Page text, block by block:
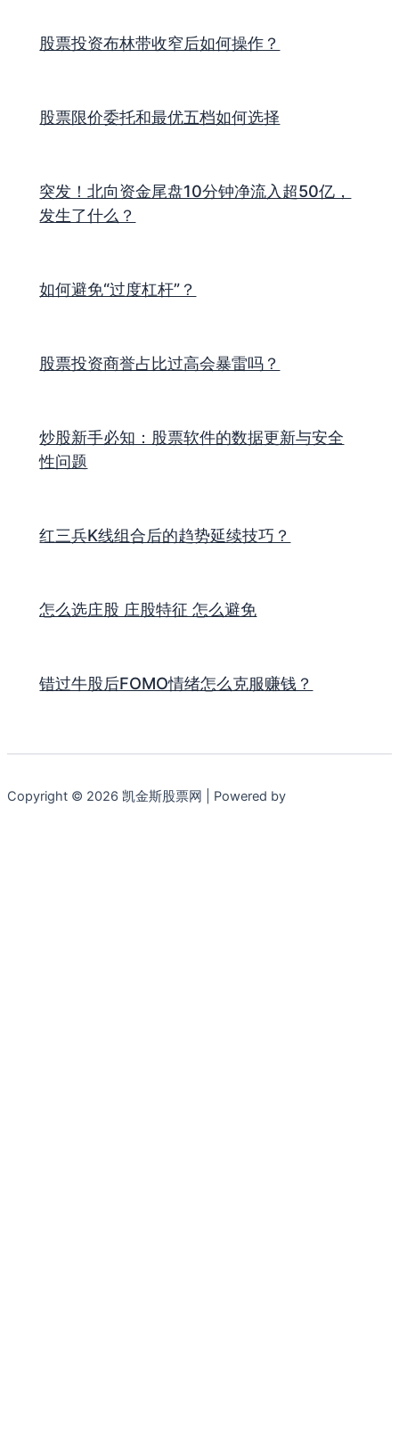
股票投资布林带收窄后如何操作？
股票限价委托和最优五档如何选择
突发！北向资金尾盘10分钟净流入超50亿，
发生了什么？
如何避免“过度杠杆”？
股票投资商誉占比过高会暴雷吗？
炒股新手必知：股票软件的数据更新与安全
性问题
红三兵K线组合后的趋势延续技巧？
怎么选庄股 庄股特征 怎么避免
错过牛股后FOMO情绪怎么克服赚钱？
Copyright © 2026 凯金斯股票网 | Powered by